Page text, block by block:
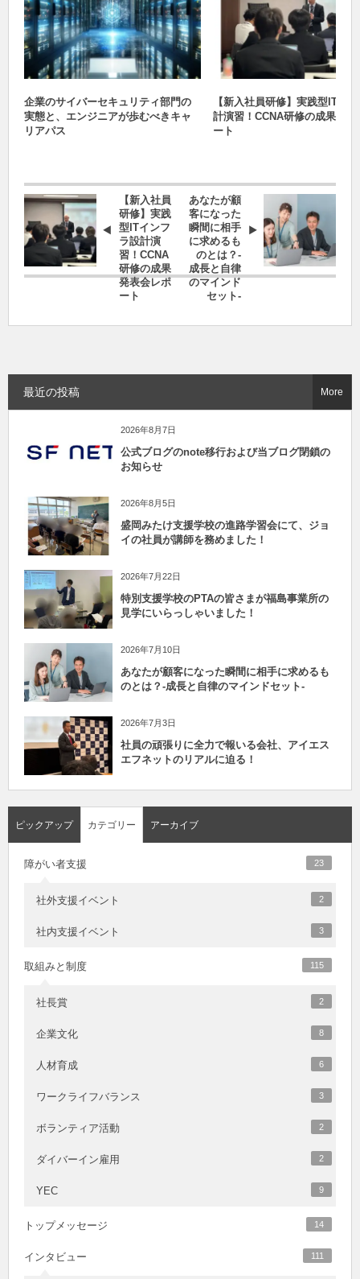
企業のサイバーセキュリティ部門の
実態と、エンジニアが歩むべきキャ
リアパス
【新入社員研修】実践型ITイ
計演習！CCNA研修の成果発表
ート
【新入社員
研修】実践
型ITインフ
ラ設計演
習！CCNA
研修の成果
発表会レポ
ート
あなたが顧
客になった
瞬間に相手
に求めるも
のとは？-
成長と自律
のマインド
セット-
最近の投稿
2026年8月7日
公式ブログのnote移行および当ブログ閉鎖の
お知らせ
2026年8月5日
盛岡みたけ支援学校の進路学習会にて、ジョ
イの社員が講師を務めました！
2026年7月22日
特別支援学校のPTAの皆さまが福島事業所の
見学にいらっしゃいました！
2026年7月10日
あなたが顧客になった瞬間に相手に求めるも
のとは？-成長と自律のマインドセット-
2026年7月3日
社員の頑張りに全力で報いる会社、アイエス
エフネットのリアルに迫る！
More
ピックアップ カテゴリー アーカイブ
障がい者支援 23
社外支援イベント 2
社内支援イベント 3
取組みと制度 115
社長賞 2
企業文化 8
人材育成 6
ワークライフバランス 3
ボランティア活動 2
ダイバーイン雇用 2
YEC 9
トップメッセージ 14
インタビュー 111